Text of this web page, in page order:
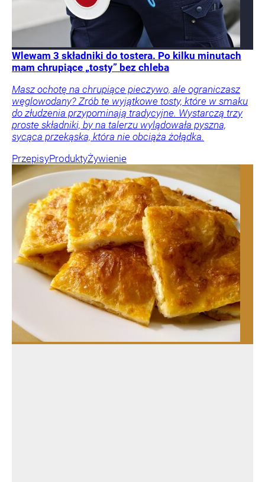
Wlewam 3 składniki do tostera. Po kilku minutach
mam chrupiące „tosty” bez chleba
Masz ochotę na chrupiące pieczywo, ale ograniczasz
węglowodany? Zrób te wyjątkowe tosty, które w smaku
do złudzenia przypominają tradycyjne. Wystarczą trzy
proste składniki, by na talerzu wylądowała pyszna,
sycąca przekąska, która nie obciąża żołądka.
PrzepisyProduktyŻywienie